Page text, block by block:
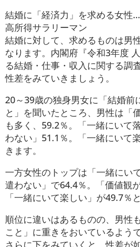
結婚に「経済力」を求める女性
高所得サラリーマン
結婚に対して、求めるものは男
なります。内閣府『令和3年度
る結婚・仕事・収入に関する調
性差をみていきましょう。
20～39歳の独身男女に「結婚前
と」を聞いたところ、男性は「
も多く、59.2％。「一緒にいて
わない」51.1％。「一緒にいて
きます。
一方女性のトップは「一緒にい
遣わない」で64.4％。「価値観
「一緒にいて楽しい」が49.7％
順位に違いはあるものの、男性
こと」に重きをおいているよう
さらに下をみていくと、性差が